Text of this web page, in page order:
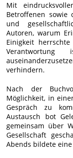
Mit
Betroffenen sowie
und
Autoren, warum
Einigkeit
verhindern.
Nach der
Möglichkeit, in
Gespräch zu
Austausch bot
gemeinsam über
Gesellschaft
Abends bildete